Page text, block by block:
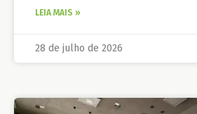
LEIA MAIS »
28 de julho de 2026